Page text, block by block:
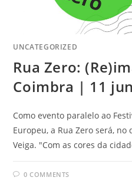
UNCATEGORIZED
Rua Zero:
Coimbra | 11
Como evento paralelo ao
Europeu, a Rua Zero será, no
Veiga. "Com as cores da
0 COMMENTS